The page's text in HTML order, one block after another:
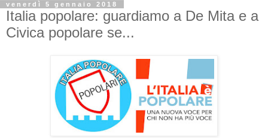
venerdì 5 gennaio 2018
Italia popolare: guardiamo a De Mita e a
Civica popolare se...